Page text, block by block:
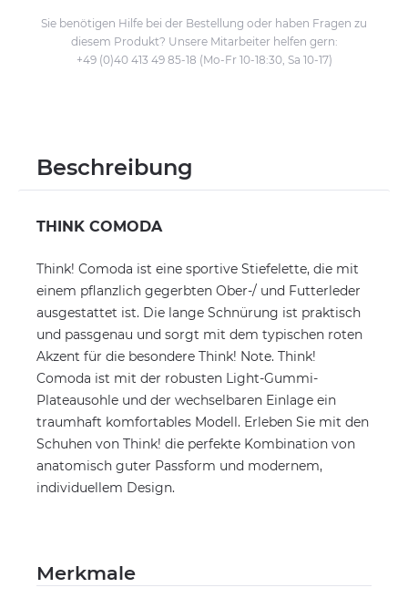
Sie benötigen Hilfe bei der Bestellung oder haben Fragen zu
diesem Produkt? Unsere Mitarbeiter helfen gern:
+49 (0)40 413 49 85-18 (Mo-Fr 10-18:30, Sa 10-17)
Beschreibung
THINK COMODA
Think! Comoda ist eine sportive Stiefelette, die mit
einem pflanzlich gegerbten Ober-/ und Futterleder
ausgestattet ist. Die lange Schnürung ist praktisch
und passgenau und sorgt mit dem typischen roten
Akzent für die besondere Think! Note. Think!
Comoda ist mit der robusten Light-Gummi-
Plateausohle und der wechselbaren Einlage ein
traumhaft komfortables Modell. Erleben Sie mit den
Schuhen von Think! die perfekte Kombination von
anatomisch guter Passform und modernem,
individuellem Design.
Merkmale